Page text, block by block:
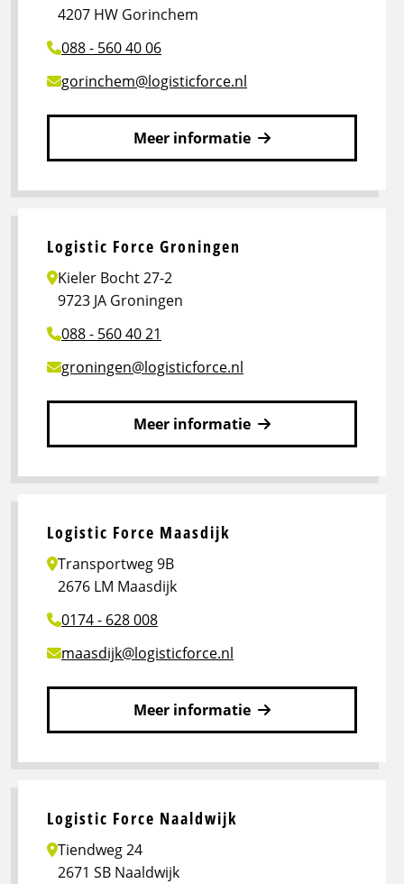
4207 HW Gorinchem
088 - 560 40 06
gorinchem@logisticforce.nl
Meer informatie
meer
Logistic
Force
Gorinchem
Logistic Force Groningen
Kieler Bocht 27-2
9723 JA Groningen
088 - 560 40 21
groningen@logisticforce.nl
Meer informatie
meer
Logistic
Force
Groningen
Logistic Force Maasdijk
Transportweg 9B
2676 LM Maasdijk
0174 - 628 008
maasdijk@logisticforce.nl
Meer informatie
meer
Logistic
Force
Maasdijk
Logistic Force Naaldwijk
Tiendweg 24
2671 SB Naaldwijk